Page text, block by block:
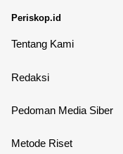
Periskop.id
Tentang Kami
Redaksi
Pedoman Media Siber
Metode Riset